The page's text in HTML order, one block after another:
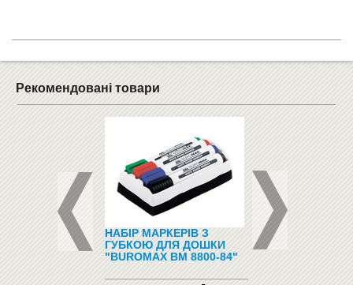
Рекомендовані товари
НАБІР МАРКЕРІВ З
ГУБКОЮ ДЛЯ ДОШКИ
"BUROMAX BM 8800-84"
ПІДЛОГОВІ